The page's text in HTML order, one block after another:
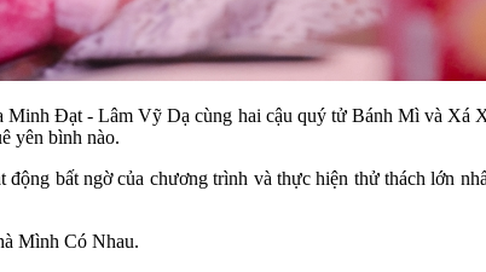
Đạt - Lâm Vỹ Dạ cùng hai cậu quý tử Bánh Mì và Xá
yên bình nào.
bất ngờ của chương trình và thực hiện thử thách lớn
Mình Có Nhau.